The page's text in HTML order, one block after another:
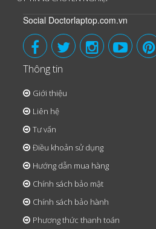
Social Doctorlaptop.com.vn
Thông tin
Giới thiệu
Liên hệ
Tư vấn
Điều khoản sử dụng
Hướng dẫn mua hàng
Chính sách bảo mật
Chính sách bảo hành
Phương thức thanh toán